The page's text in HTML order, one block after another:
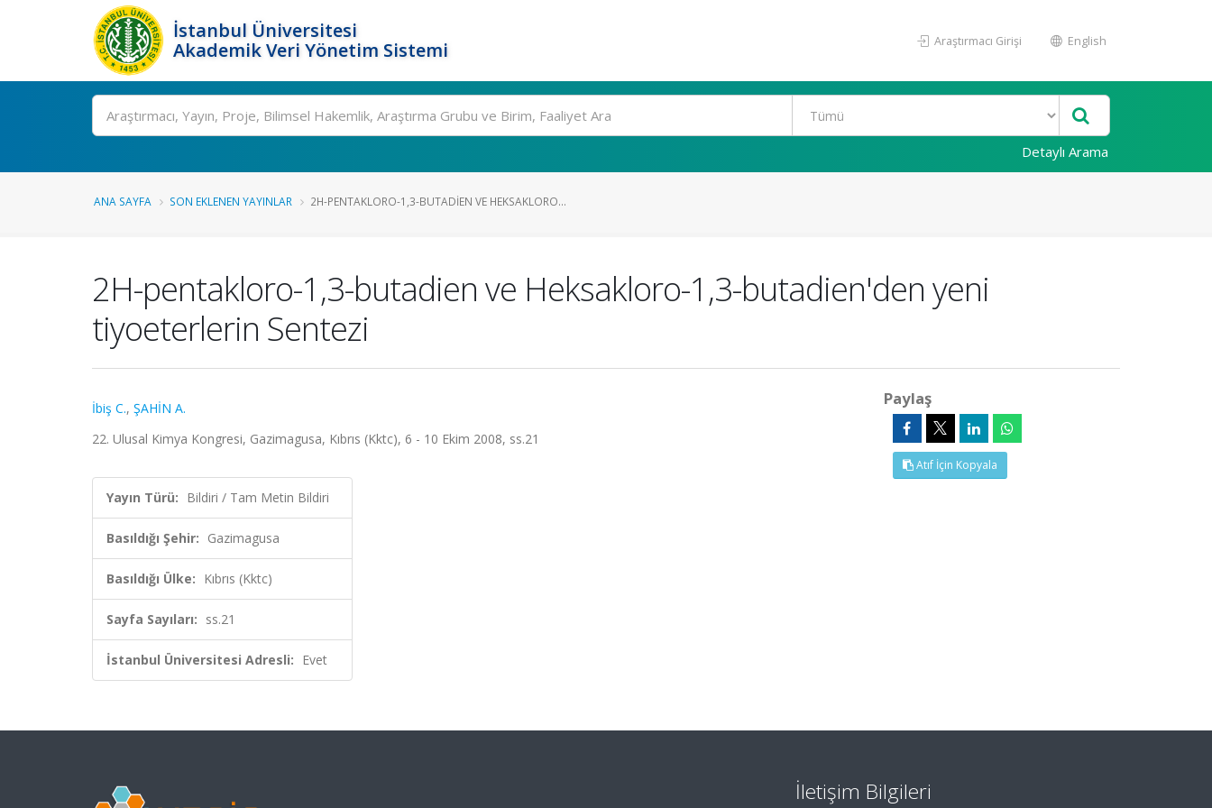
İstanbul Üniversitesi
Akademik Veri Yönetim Sistemi
Araştırmacı Girişi English
Ara
Detaylı Arama
ANA SAYFA SON EKLENEN YAYINLAR 2H-PENTAKLORO-1,3-BUTADIEN VE HEKSAKLORO...
2H-pentakloro-1,3-butadien ve Heksakloro-1,3-butadien'den yeni
tiyoeterlerin Sentezi
İbiş C., ŞAHİN A.
22. Ulusal Kimya Kongresi, Gazimagusa, Kıbrıs (Kktc), 6 - 10 Ekim 2008, ss.21
Yayın Türü: Bildiri / Tam Metin Bildiri
Basıldığı Şehir: Gazimagusa
Basıldığı Ülke: Kıbrıs (Kktc)
Sayfa Sayıları: ss.21
İstanbul Üniversitesi Adresli: Evet
Paylaş
Atıf İçin Kopyala
İletişim Bilgileri